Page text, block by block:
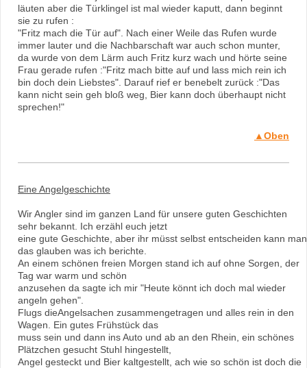
läuten aber die Türklingel ist mal wieder kaputt, dann beginnt
sie zu rufen :
"Fritz mach die Tür auf". Nach einer Weile das Rufen wurde
immer lauter und die Nachbarschaft war auch schon munter,
da wurde von dem Lärm auch Fritz kurz wach und hörte seine
Frau gerade rufen :"Fritz mach bitte auf und lass mich rein ich
bin doch dein Liebstes". Darauf rief er benebelt zurück :"Das
kann nicht sein geh bloß weg, Bier kann doch überhaupt nicht
sprechen!"
▲Oben
Eine Angelgeschichte
Wir Angler sind im ganzen Land für unsere guten Geschichten
sehr bekannt. Ich erzähl euch jetzt
eine gute Geschichte, aber ihr müsst selbst entscheiden kann man
das glauben was ich berichte.
An einem schönen freien Morgen stand ich auf ohne Sorgen, der
Tag war warm und schön
anzusehen da sagte ich mir "Heute könnt ich doch mal wieder
angeln gehen".
Flugs dieAngelsachen zusammengetragen und alles rein in den
Wagen. Ein gutes Frühstück das
muss sein und dann ins Auto und ab an den Rhein, ein schönes
Plätzchen gesucht Stuhl hingestellt,
Angel gesteckt und Bier kaltgestellt , ach wie so schön ist doch die